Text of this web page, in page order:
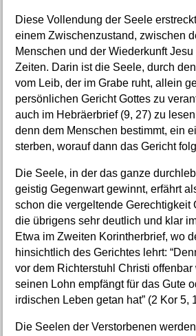
Diese Vollendung der Seele
einem Zwischenzustand, zwischen
Menschen und der Wiederkunft
Zeiten. Darin ist die Seele, durch
vom Leib, der im Grabe ruht, allein
persönlichen Gericht Gottes zu
auch im Hebräerbrief (9, 27) zu
denn dem Menschen bestimmt, ein
sterben, worauf dann das Gericht
Die Seele, in der das ganze
geistig Gegenwart gewinnt, erfährt
schon die vergeltende Gerechtigkeit
die übrigens sehr deutlich und klar
Etwa im Zweiten Korintherbrief, wo
hinsichtlich des Gerichtes lehrt:
vor dem Richterstuhl Christi
seinen Lohn empfängt für das Gute
irdischen Leben getan hat” (2 Kor 5,
Die Seelen der Verstorbenen